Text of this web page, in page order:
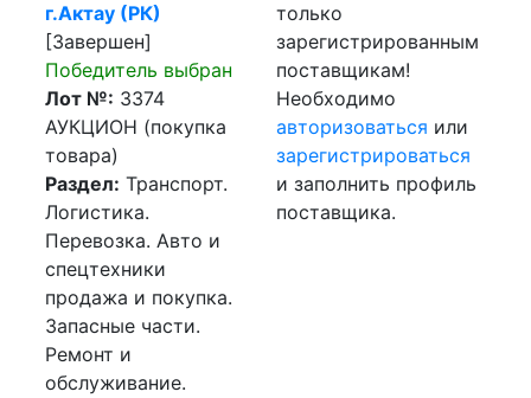
г.Актау (РК)
[Завершен]
Победитель выбран
Лот №: 3374
АУКЦИОН (покупка
товара)
Раздел: Транспорт.
Логистика.
Перевозка. Авто и
спецтехники
продажа и покупка.
Запасные части.
Ремонт и
обслуживание.
только
зарегистрированным
поставщикам!
Необходимо
авторизоваться или
зарегистрироваться
и заполнить профиль
поставщика.